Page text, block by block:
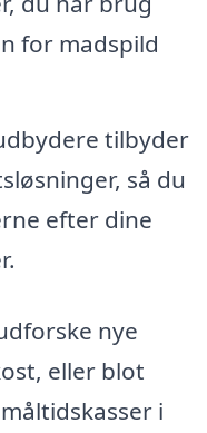
for madspild
tilbyder
så du
efter dine
nye
eller blot
i